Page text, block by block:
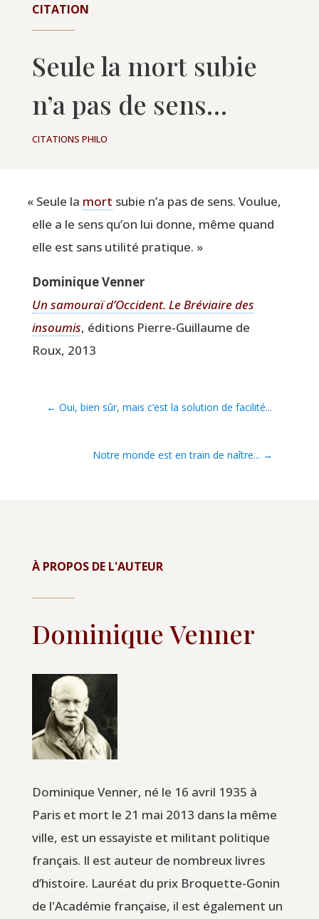
CITATION
Seule la mort subie
n’a pas de sens…
CITATIONS PHILO
« Seule la mort subie n’a pas de sens. Vou­lue,
elle a le sens qu’on lui donne, même quand
elle est sans uti­li­té pratique. »
Domi­nique Venner
Un samou­raï d’Occident. Le Bré­viaire des
insou­mis, édi­tions Pierre-Guillaume de
Roux, 2013
← Oui, bien sûr, mais c’est la solution de facilité...
Notre monde est en train de naître... →
À PROPOS DE L'AUTEUR
Dominique Venner
Dominique Venner, né le 16 avril 1935 à
Paris et mort le 21 mai 2013 dans la même
ville, est un essayiste et militant politique
français. Il est auteur de nombreux livres
d’histoire. Lauréat du prix Broquette-Gonin
de l'Académie française, il est également un